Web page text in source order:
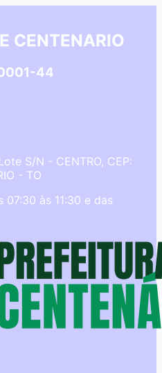
CENTENARIO
44
S/N - CENTRO, CEP:
- TO
07:30 às 11:30 e das